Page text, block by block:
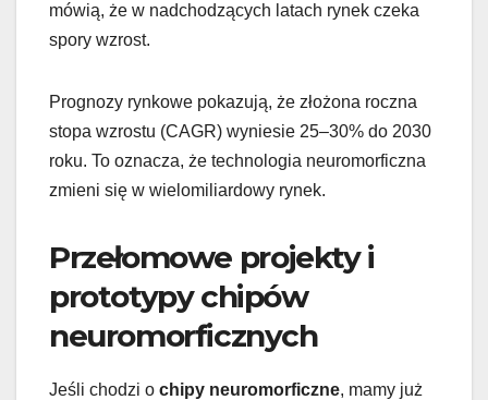
mówią, że w nadchodzących latach rynek czeka
spory wzrost.
Prognozy rynkowe pokazują, że złożona roczna
stopa wzrostu (CAGR) wyniesie 25–30% do 2030
roku. To oznacza, że technologia neuromorficzna
zmieni się w wielomiliardowy rynek.
Przełomowe projekty i
prototypy chipów
neuromorficznych
Jeśli chodzi o chipy neuromorficzne, mamy już